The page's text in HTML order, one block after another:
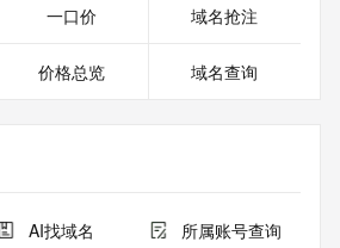
一口价 域名抢注
价格总览 域名查询
AI找域名 所属账号查询